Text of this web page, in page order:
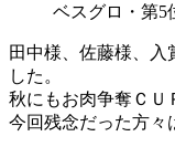
ベスグロ・第
田中様、佐藤様、入
した。
秋にもお肉争奪ＣＵ
今回残念だった方々